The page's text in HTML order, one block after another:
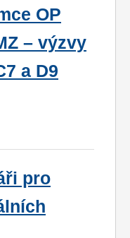
OP
– výzvy
a D9
pro